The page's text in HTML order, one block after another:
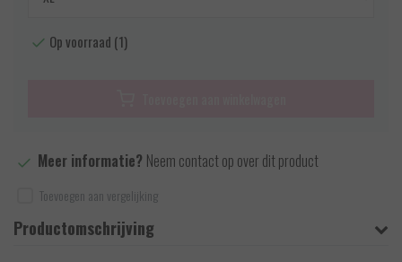
Op voorraad (1)
Meer informatie? Neem contact op over dit product
Toevoegen aan vergelijking
Productomschrijving